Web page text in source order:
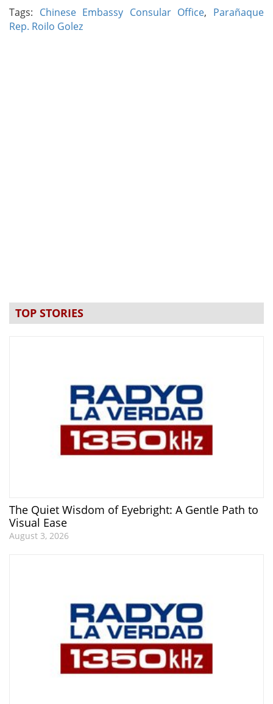
Tags: Chinese Embassy Consular Office, Parañaque
Rep. Roilo Golez
TOP STORIES
The Quiet Wisdom of Eyebright: A Gentle Path to
Visual Ease
August 3, 2026